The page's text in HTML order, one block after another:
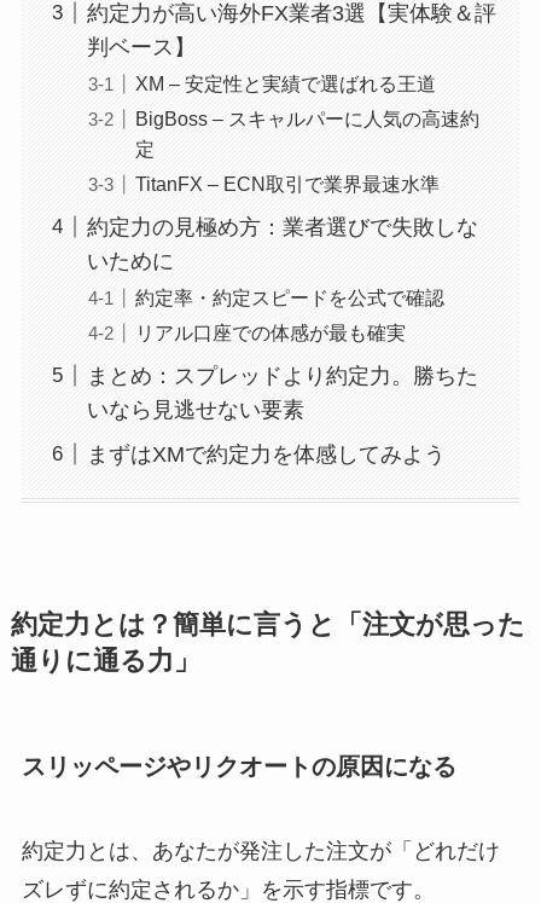
約定力が高い海外FX業者3選【実体験＆評
判ベース】
XM – 安定性と実績で選ばれる王道
BigBoss – スキャルパーに人気の高速約
定
TitanFX – ECN取引で業界最速水準
約定力の見極め方：業者選びで失敗しな
いために
約定率・約定スピードを公式で確認
リアル口座での体感が最も確実
まとめ：スプレッドより約定力。勝ちた
いなら見逃せない要素
まずはXMで約定力を体感してみよう
約定力とは？簡単に言うと「注文が思った
通りに通る力」
スリッページやリクオートの原因になる
約定力とは、あなたが発注した注文が「どれだけ
ズレずに約定されるか」を示す指標です。